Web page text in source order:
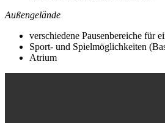
Außengelände
verschiedene Pausenbereiche für
Sport- und Spielmöglichkeiten
Atrium